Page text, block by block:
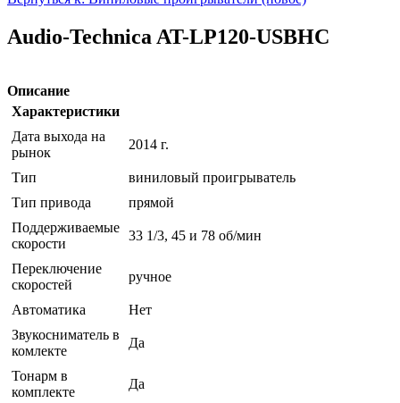
Audio-Technica AT-LP120-USBHC
Описание
Характеристики
Дата выхода на
рынок
2014 г.
Тип
виниловый проигрыватель
Тип привода
прямой
Поддерживаемые
скорости
33 1/3, 45 и 78 об/мин
Переключение
скоростей
ручное
Автоматика
Нет
Звукосниматель в
комлекте
Да
Тонарм в
комплекте
Да